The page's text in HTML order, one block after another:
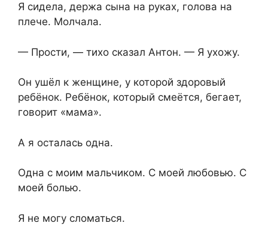
Я сидела, держа сына на руках, голова на
плече. Молчала.
— Прости, — тихо сказал Антон. — Я ухожу.
Он ушёл к женщине, у которой здоровый
ребёнок. Ребёнок, который смеётся, бегает,
говорит «мама».
А я осталась одна.
Одна с моим мальчиком. С моей любовью. С
моей болью.
Я не могу сломаться.